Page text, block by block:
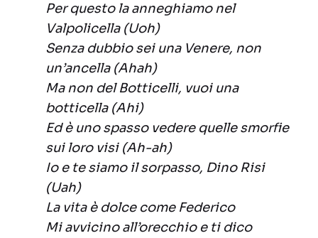
Per questo la anneghiamo nel
Valpolicella (Uoh)
Senza dubbio sei una Venere, non
un’ancella (Ahah)
Ma non del Botticelli, vuoi una
botticella (Ahi)
Ed è uno spasso vedere quelle smorfie
sui loro visi (Ah-ah)
Io e te siamo il sorpasso, Dino Risi
(Uah)
La vita è dolce come Federico
Mi avvicino all’orecchio e ti dico